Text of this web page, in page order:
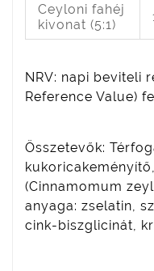
Ceyloni fahéj
kivonat (5:1)
NRV: napi beviteli
Reference Value)
Összetevők:
(Cinnamomum
anyaga: zselatin,
cink-biszglicinát,